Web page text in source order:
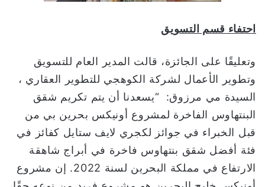
احتفاء قسم التسويق
وتعليقًا على الجائزة، قالت المدير العام للتسويق
وتطوير الأعمال لشركة الكوهجي للتطوير العقاري ،
السيدة مي مرزوق: “يسعدنا أن يتم تكريم شقق
البنتهاوس الفاخرة لمشروع أونيكس بحرين بي من
قبل الخبراء في جوائز لكجري لايف ستايل كفائز في
فئة أفضل شقق بنتهاوس فاخرة في أبراج شاهقة
الارتفاع في مملكة البحرين لسنة 2022. إن مشروع